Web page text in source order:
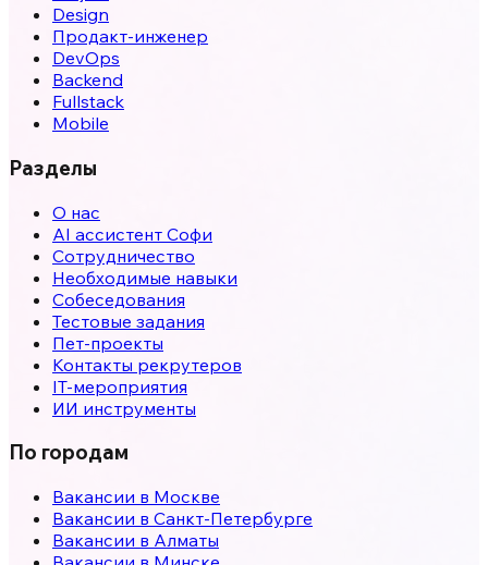
Design
Продакт-инженер
DevOps
Backend
Fullstack
Mobile
Разделы
О нас
AI ассистент Софи
Сотрудничество
Необходимые навыки
Собеседования
Тестовые задания
Пет-проекты
Контакты рекрутеров
IT-мероприятия
ИИ инструменты
По городам
Вакансии в Москве
Вакансии в Санкт-Петербурге
Вакансии в Алматы